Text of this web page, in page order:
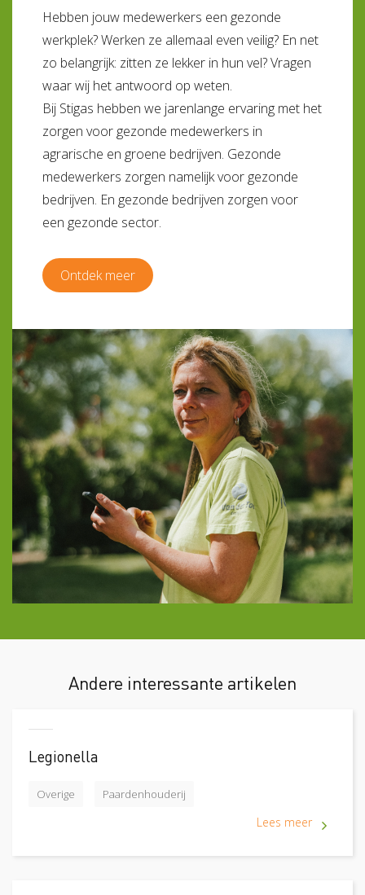
Hebben jouw medewerkers een gezonde
werkplek? Werken ze allemaal even veilig? En net
zo belangrijk: zitten ze lekker in hun vel? Vragen
waar wij het antwoord op weten.
Bij Stigas hebben we jarenlange ervaring met het
zorgen voor gezonde medewerkers in
agrarische en groene bedrijven. Gezonde
medewerkers zorgen namelijk voor gezonde
bedrijven. En gezonde bedrijven zorgen voor
een gezonde sector.
Ontdek meer
Andere interessante artikelen
Legionella
Overige Paardenhouderij
Lees meer